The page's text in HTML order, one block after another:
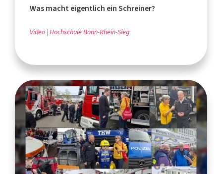
Was macht eigentlich ein Schreiner?
Video Hochschule Bonn-Rhein-Sieg